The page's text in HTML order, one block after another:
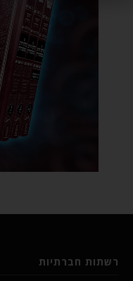
רשתות חברתיות